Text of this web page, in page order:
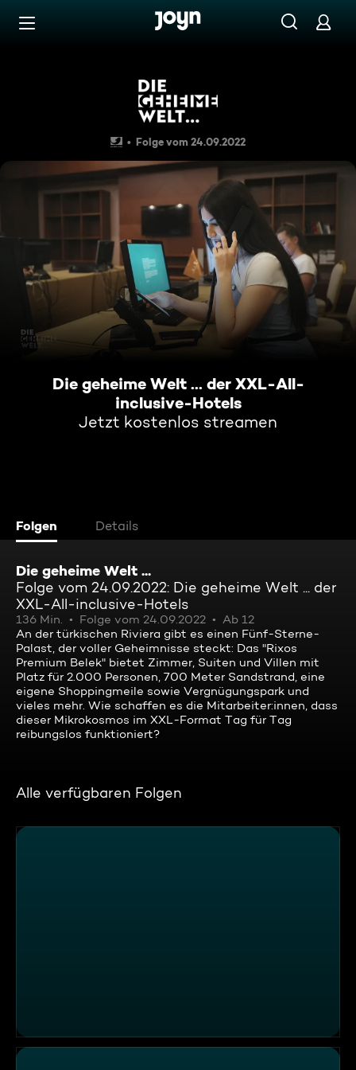
Zum Inhalt springen
Folge vom 24.09.2022
Die geheime Welt ... der XXL-All-
inclusive-Hotels
Jetzt kostenlos streamen
Folgen Details
Die geheime Welt ...
Folge vom 24.09.2022: Die geheime Welt ... der
XXL-All-inclusive-Hotels
136 Min. Folge vom 24.09.2022
Ab 12
An der türkischen Riviera gibt es einen Fünf-Sterne-
Palast, der voller Geheimnisse steckt: Das "Rixos
Premium Belek" bietet Zimmer, Suiten und Villen mit
Platz für 2.000 Personen, 700 Meter Sandstrand, eine
eigene Shoppingmeile sowie Vergnügungspark und
vieles mehr. Wie schaffen es die Mitarbeiter:innen, dass
dieser Mikrokosmos im XXL-Format Tag für Tag
reibungslos funktioniert?
Alle verfügbaren Folgen
Die geheime Welt ... der 6 Sterne-Luxusinseln